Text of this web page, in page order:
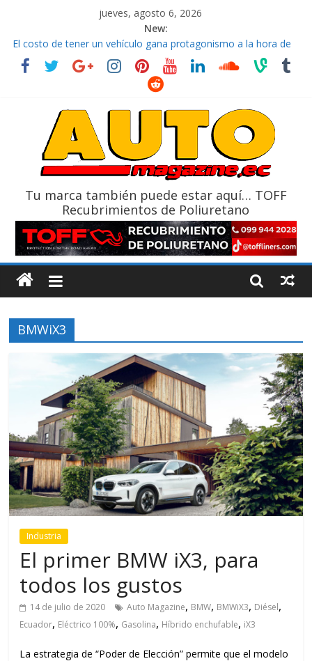
jueves, agosto 6, 2026
New:
El costo de tener un vehículo gana protagonismo a la hora de
decidir
Ultima película ‘Spider‑Man: Brand New Day’ pone en escena a
La Vuelta al Ecuador 2026, edición 47ª, recorre 7 provincias en 8
La FEDAK recibe 12 Sinotruk Bolden para cubrir las rutas de La
Tu marca también puede estar aquí… TOFF
Recubrimientos de Poliuretano
BMWiX3
Industria
El primer BMW iX3, para
todos los gustos
14 de julio de 2020 Auto Magazine, BMW, BMWiX3, Diésel,
Ecuador, Eléctrico 100%, Gasolina, Híbrido enchufable, iX3
La estrategia de “Poder de Elección” permite que el modelo